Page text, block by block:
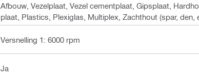
Afbouw, Vezelplaat, Vezel cementplaat, Gipsplaat,
plaat, Plastics, Plexiglas, Multiplex, Zachthout (spar,
Versnelling 1: 6000 rpm
Ja